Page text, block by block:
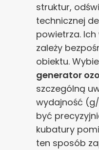
struktur,
technicznej
powietrza.
zależy
obiektu.
generator
szczególną
wydajność
być
kubatury
ten sposób